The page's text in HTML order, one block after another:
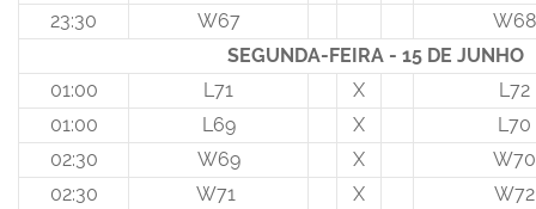
23:30
W67
W68
SEGUNDA-FEIRA - 15 DE JUNHO
01:00
L71 X
L72
01:00
L69 X
L70
02:30
W69 X
W70
02:30
W71 X
W72